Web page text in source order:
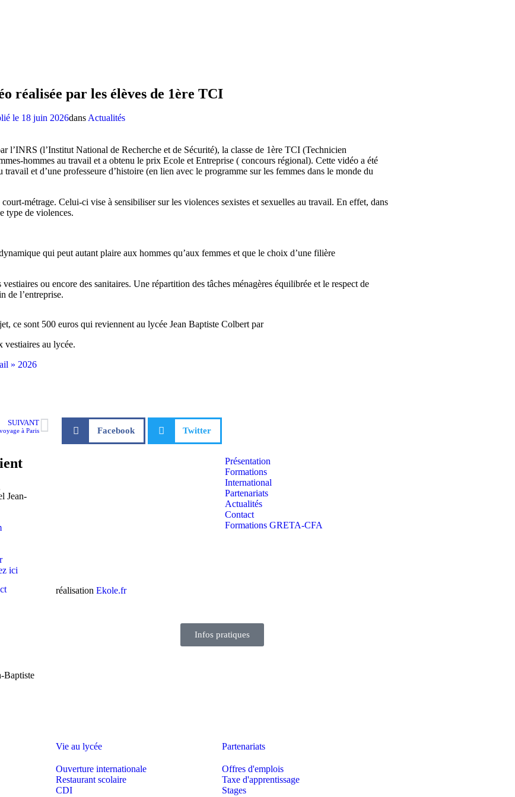
réalisée par les élèves de 1ère TCI
le 18 juin 2026dans Actualités
l’INRS (l’Institut National de Recherche et de Sécurité), la classe de 1ère TCI (Technicien
hommes au travail et a obtenu le prix Ecole et Entreprise ( concours régional). Cette vidéo a été
et d’une professeure d’histoire (en lien avec le programme sur les femmes dans le monde du
métrage. Celui-ci vise à sensibiliser sur les violences sexistes et sexuelles au travail. En effet, dans
type de violences.
qui peut autant plaire aux hommes qu’aux femmes et que le choix d’une filière
ou encore des sanitaires. Une répartition des tâches ménagères équilibrée et le respect de
de l’entreprise.
ce sont 500 euros qui reviennent au lycée Jean Baptiste Colbert par
vestiaires au lycée.
» 2026
SUIVANT
à Paris Facebook Twitter
Jean-
ici
Présentation
Formations
International
Partenariats
Actualités
Contact
Formations GRETA-CFA
réalisation Ekole.fr
Baptiste
Infos pratiques
Vie au lycée
Ouverture internationale
Restaurant scolaire
CDI
Partenariats
Offres d'emplois
Taxe d'apprentissage
Stages